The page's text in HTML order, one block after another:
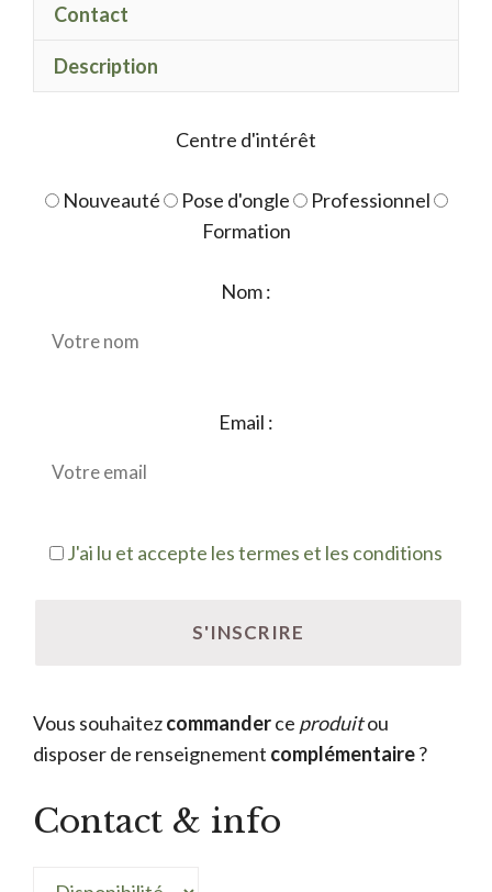
Contact
Description
Centre d'intérêt
Nouveauté Pose d'ongle
Professionnel
Formation
Nom :
Email :
J'ai lu et accepte les termes et les conditions
Vous souhaitezcommanderce produitou
disposer de renseignement complémentaire?
Contact & info